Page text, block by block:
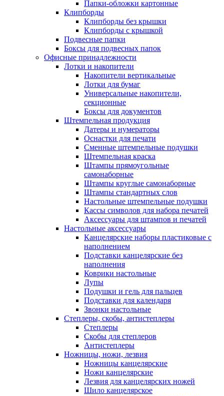
Папки-обложки картонные
Клипборды
Клипборды без крышки
Клипборды с крышкой
Подвесные папки
Боксы для подвесных папок
Офисные принадлежности
Лотки и накопители
Накопители вертикальные
Лотки для бумаг
Универсальные накопители,
секционные
Боксы для документов
Штемпельная продукция
Датеры и нумераторы
Оснастки для печати
Сменные штемпельные подушки
Штемпельная краска
Штампы прямоугольные
самонаборные
Штампы круглые самонаборные
Штампы стандартных слов
Настольные штемпельные подушки
Кассы символов для набора печатей
Аксессуары для штампов и печатей
Настольные аксессуары
Канцелярские наборы пластиковые с
наполнением
Подставки канцелярские без
наполнения
Коврики настольные
Лупы
Подушки и гель для пальцев
Подставки для календаря
Звонки настольные
Степлеры, скобы, антистеплеры
Степлеры
Скобы для степлеров
Антистеплеры
Ножницы, ножи, лезвия
Ножницы канцелярские
Ножи канцелярские
Лезвия для канцелярских ножей
Шило канцелярское